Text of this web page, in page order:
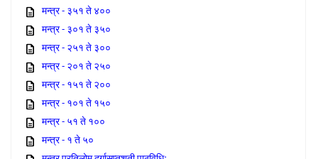
मन्त्र - ३५१ ते ४००
मन्त्र - ३०१ ते ३५०
मन्त्र - २५१ ते ३००
मन्त्र - २०१ ते २५०
मन्त्र - १५१ ते २००
मन्त्र - १०१ ते १५०
मन्त्र - ५१ ते १००
मन्त्र - १ ते ५०